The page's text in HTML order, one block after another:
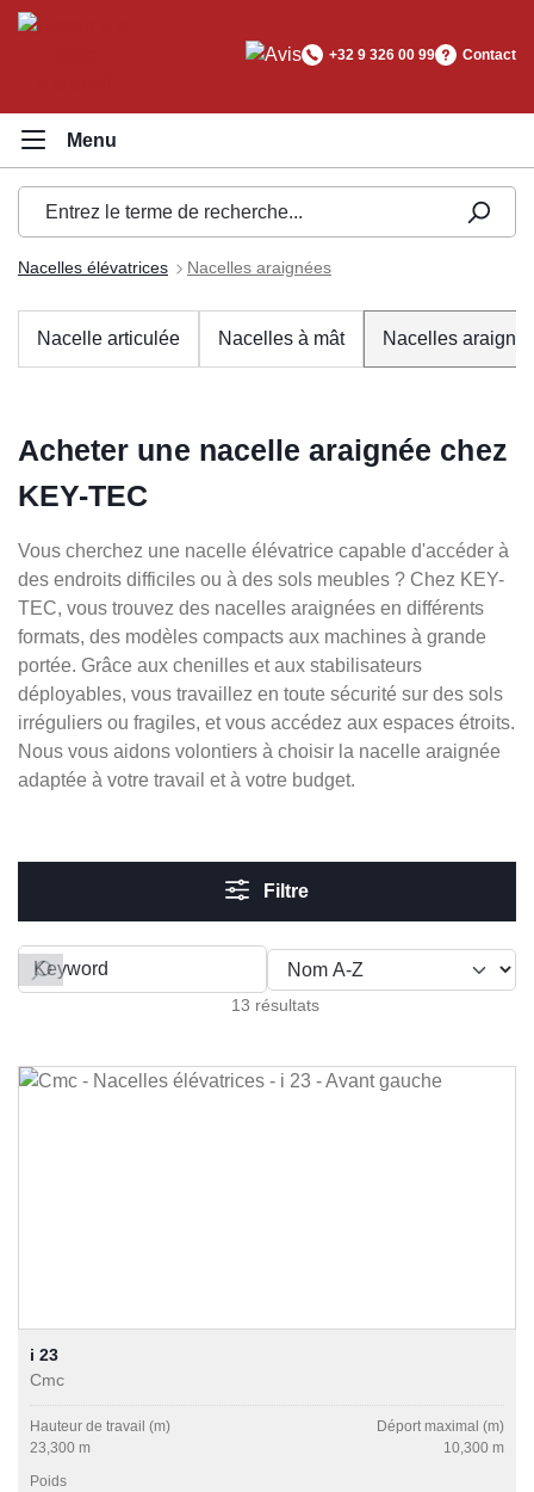
principal
+32 9 326 00 99 Contact
Nacelles élévatrices Nacelles araignées
Nacelle articulée Nacelles à mât Nacelles
Acheter une nacelle araignée chez
KEY-TEC
Vous cherchez une nacelle élévatrice capable d'accéder à
des endroits difficiles ou à des sols meubles ? Chez KEY-
TEC, vous trouvez des nacelles araignées en différents
formats, des modèles compacts aux machines à grande
portée. Grâce aux chenilles et aux stabilisateurs
déployables, vous travaillez en toute sécurité sur des sols
irréguliers ou fragiles, et vous accédez aux espaces étroits.
Nous vous aidons volontiers à choisir la nacelle araignée
adaptée à votre travail et à votre budget.
Filtre
13 résultats
Filter by
i 23
Cmc
Hauteur de travail (m)
23,300 m
Déport maximal (m)
10,300 m
Poids